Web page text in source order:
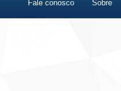
Fale conosco Sobre